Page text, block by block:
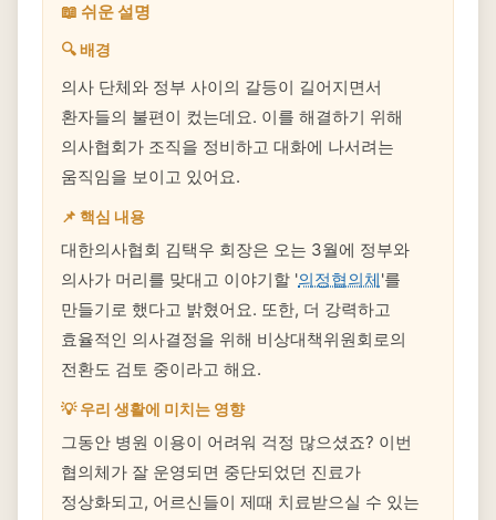
📖 쉬운 설명
🔍 배경
의사 단체와 정부 사이의 갈등이 길어지면서
환자들의 불편이 컸는데요. 이를 해결하기 위해
의사협회가 조직을 정비하고 대화에 나서려는
움직임을 보이고 있어요.
📌 핵심 내용
대한의사협회 김택우 회장은 오는 3월에 정부와
의사가 머리를 맞대고 이야기할 '의정협의체'를
만들기로 했다고 밝혔어요. 또한, 더 강력하고
효율적인 의사결정을 위해 비상대책위원회로의
전환도 검토 중이라고 해요.
💡 우리 생활에 미치는 영향
그동안 병원 이용이 어려워 걱정 많으셨죠? 이번
협의체가 잘 운영되면 중단되었던 진료가
정상화되고, 어르신들이 제때 치료받으실 수 있는